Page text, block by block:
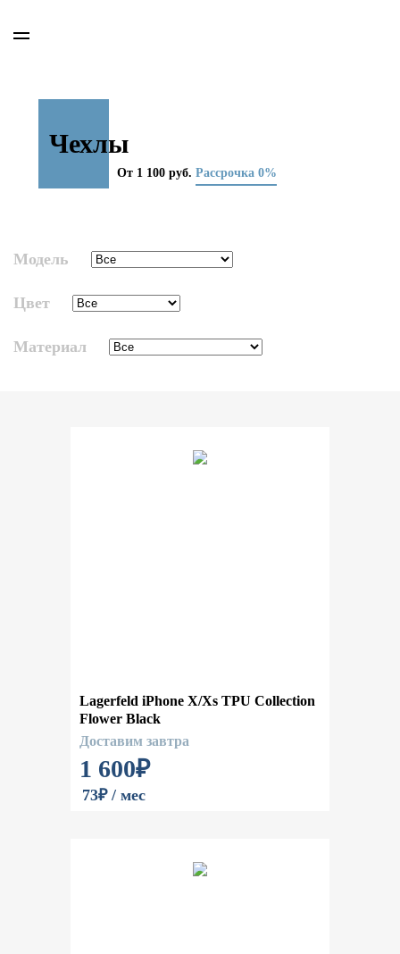
Чехлы
От 1 100 руб. Рассрочка 0%
Модель
Цвет
Материал
Lagerfeld iPhone X/Xs TPU Collection
Flower Black
Доставим завтра
1 600₽
73₽ / мес